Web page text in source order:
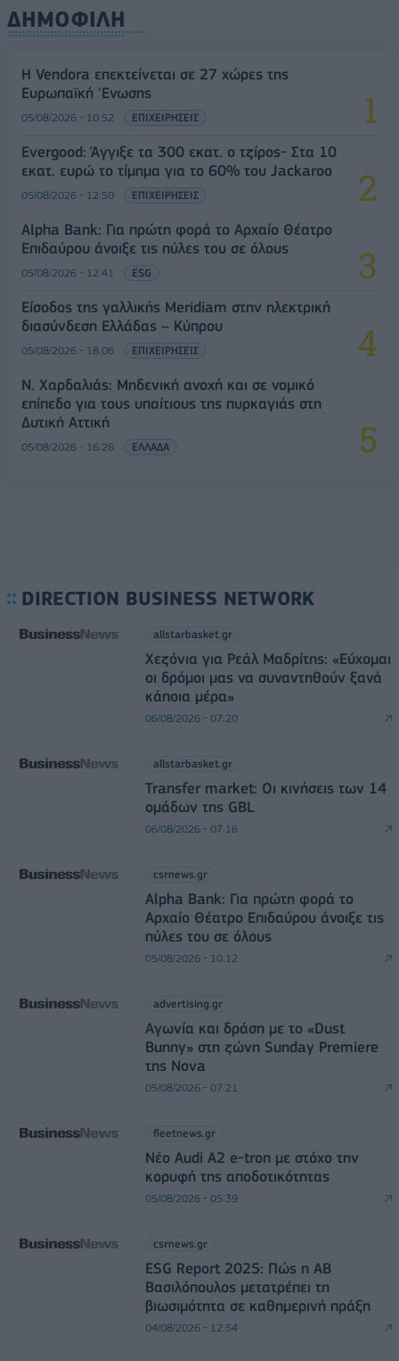
ΔΗΜΟΦΙΛΗ
Η Vendora επεκτείνεται σε 27 χώρες της
Ευρωπαϊκή 'Ενωσης
05/08/2026 - 10:52 ΕΠΙΧΕΙΡΗΣΕΙΣ
Evergood: Άγγιξε τα 300 εκατ. ο τζίρος- Στα 10
εκατ. ευρώ το τίμημα για το 60% του Jackaroo
05/08/2026 - 12:50 ΕΠΙΧΕΙΡΗΣΕΙΣ
Alpha Bank: Για πρώτη φορά το Αρχαίο Θέατρο
Επιδαύρου άνοιξε τις πύλες του σε όλους
05/08/2026 - 12:41 ESG
Είσοδος της γαλλικής Meridiam στην ηλεκτρική
διασύνδεση Ελλάδας – Κύπρου
05/08/2026 - 18:06 ΕΠΙΧΕΙΡΗΣΕΙΣ
Ν. Χαρδαλιάς: Μηδενική ανοχή και σε νομικό
επίπεδο για τους υπαίτιους της πυρκαγιάς στη
Δυτική Αττική
05/08/2026 - 16:26 ΕΛΛΑΔΑ
DIRECTION BUSINESS NETWORK
allstarbasket.gr
Χεζόνια για Ρεάλ Μαδρίτης: «Εύχομαι
οι δρόμοι μας να συναντηθούν ξανά
κάποια μέρα»
06/08/2026 - 07:20
allstarbasket.gr
Transfer market: Οι κινήσεις των 14
ομάδων της GBL
06/08/2026 - 07:16
csrnews.gr
Alpha Bank: Για πρώτη φορά το
Αρχαίο Θέατρο Επιδαύρου άνοιξε τις
πύλες του σε όλους
05/08/2026 - 10:12
advertising.gr
Αγωνία και δράση με το «Dust
Bunny» στη ζώνη Sunday Premiere
της Nova
05/08/2026 - 07:21
fleetnews.gr
Νέο Audi A2 e-tron με στόχο την
κορυφή της αποδοτικότητας
05/08/2026 - 05:39
csrnews.gr
ESG Report 2025: Πώς η ΑΒ
Βασιλόπουλος μετατρέπει τη
βιωσιμότητα σε καθημερινή πράξη
04/08/2026 - 12:54